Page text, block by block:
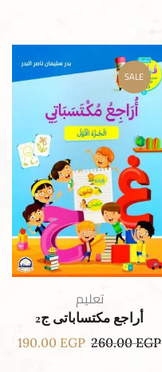
SALE
تعليم
أراجع مكتساباتى ج2
260.00EGP
190.00 EGP